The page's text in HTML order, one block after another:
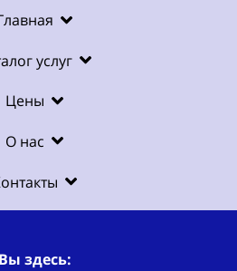
услуг
Цены
О нас
Вы здесь: